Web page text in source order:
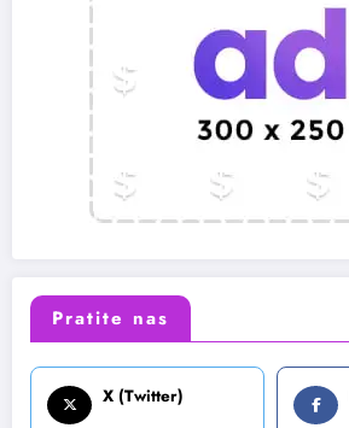
Pratite nas
X (Twitter)